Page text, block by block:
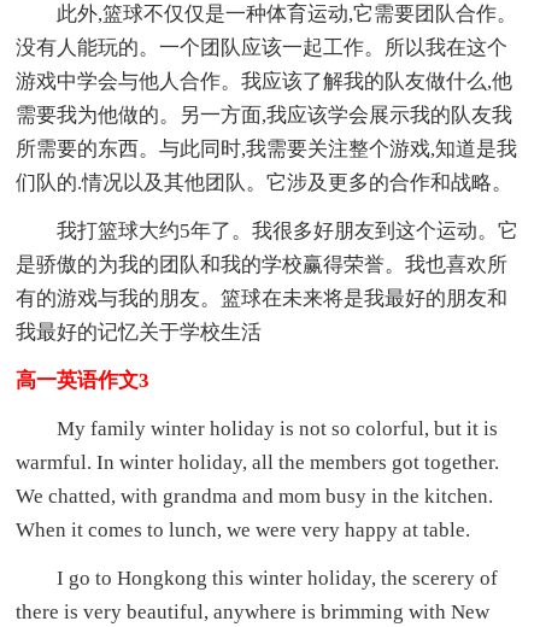
此外,篮球不仅仅是一种体育运动,它需要团队合作。
没有人能玩的。一个团队应该一起工作。所以我在这个
游戏中学会与他人合作。我应该了解我的队友做什么,他
需要我为他做的。另一方面,我应该学会展示我的队友我
所需要的东西。与此同时,我需要关注整个游戏,知道是我
们队的.情况以及其他团队。它涉及更多的合作和战略。
我打篮球大约5年了。我很多好朋友到这个运动。它
是骄傲的为我的团队和我的学校赢得荣誉。我也喜欢所
有的游戏与我的朋友。篮球在未来将是我最好的朋友和
我最好的记忆关于学校生活
高一英语作文3
My family winter holiday is not so colorful, but it is
warmful. In winter holiday, all the members got together.
We chatted, with grandma and mom busy in the kitchen.
When it comes to lunch, we were very happy at table.
I go to Hongkong this winter holiday, the scerery of
there is very beautiful, anywhere is brimming with New